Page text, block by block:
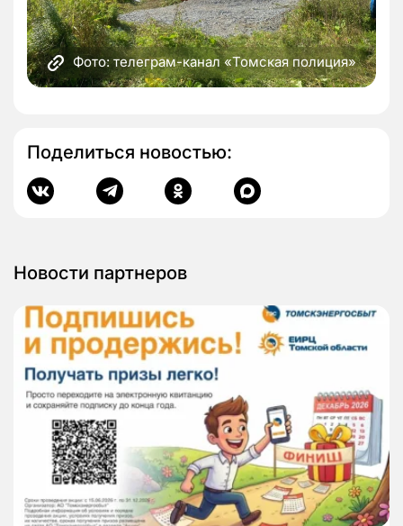
Фото: телеграм-канал «Томская полиция»
Поделиться новостью:
Новости партнеров